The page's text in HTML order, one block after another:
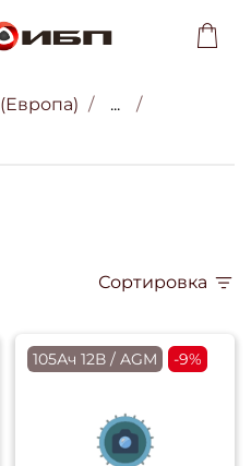
...
Сортировка
105Ач 12В / AGM -9%